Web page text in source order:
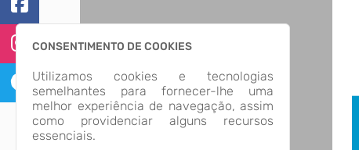
CONSENTIMENTO DE COOKIES
Utilizamos cookies e tecnologias
semelhantes para fornecer-lhe uma
melhor experiência de navegação, assim
como providenciar alguns recursos
essenciais.